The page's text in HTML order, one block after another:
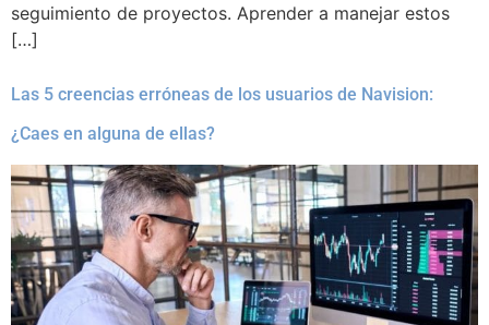
seguimiento de proyectos. Aprender a manejar estos
[…]
Las 5 creencias erróneas de los usuarios de Navision:
¿Caes en alguna de ellas?